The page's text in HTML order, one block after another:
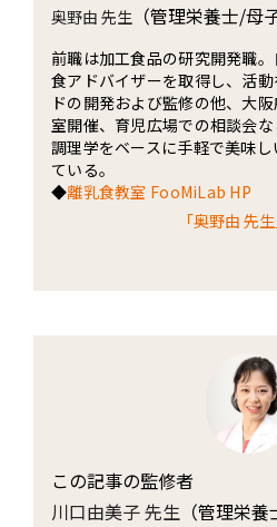
奥野由 先生 （管理栄養士/母
前職は加工食品の研究開発職
食アドバイザーを取得し、活
ドの開発および監修の他、大
室開催、育児広場での相談会な
調理学をベースに手軽で美味
ている。
◆離乳食教室 FooMiLab HP
「奥野由 先
この記事の監修者
川口由美子 先生 （管理栄